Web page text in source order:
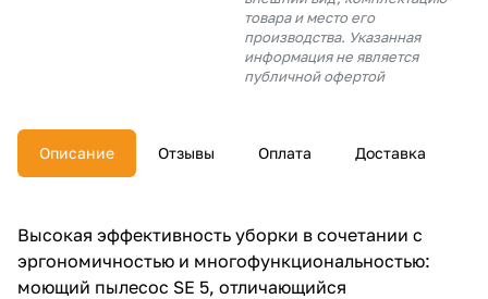
товара и место его
производства. Указанная
информация не является
публичной офертой
Описание Отзывы Оплата Доставка
Высокая эффективность уборки в сочетании с
эргономичностью и многофункциональностью:
моющий пылесос SE 5, отличающийся
недели
Остались вопросы?